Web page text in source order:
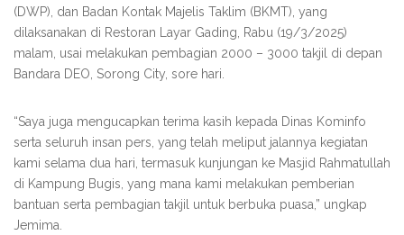
(DWP), dan Badan Kontak Majelis Taklim (BKMT), yang
dilaksanakan di Restoran Layar Gading, Rabu (19/3/2025)
malam, usai melakukan pembagian 2000 – 3000 takjil di depan
Bandara DEO, Sorong City, sore hari.
“Saya juga mengucapkan terima kasih kepada Dinas Kominfo
serta seluruh insan pers, yang telah meliput jalannya kegiatan
kami selama dua hari, termasuk kunjungan ke Masjid Rahmatullah
di Kampung Bugis, yang mana kami melakukan pemberian
bantuan serta pembagian takjil untuk berbuka puasa,” ungkap
Jemima.